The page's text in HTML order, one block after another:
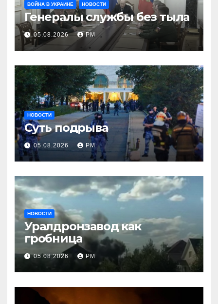
ВОЙНА В УКРАИНЕ НОВОСТИ
Генералы службы без тыла
05.08.2026 РМ
НОВОСТИ
Суть подрыва
05.08.2026 РМ
НОВОСТИ
Уралдронзавод как
гробница
05.08.2026 РМ